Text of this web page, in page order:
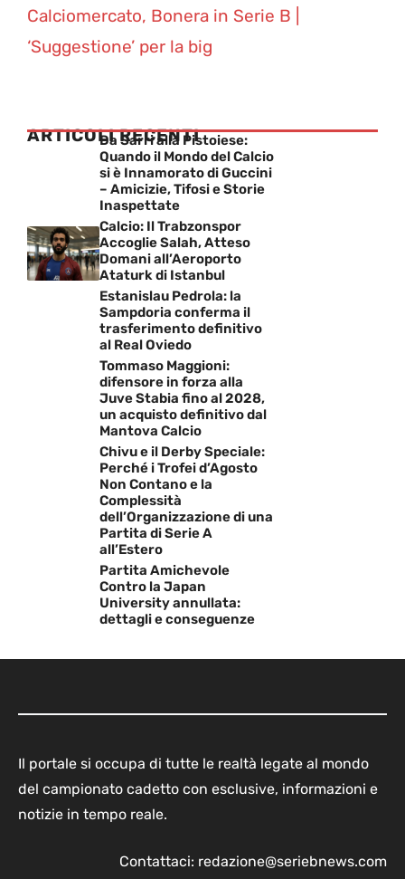
Calciomercato, Bonera in Serie B |
‘Suggestione’ per la big
ARTICOLI RECENTI
Da Sarri alla Pistoiese:
Quando il Mondo del Calcio
si è Innamorato di Guccini
– Amicizie, Tifosi e Storie
Inaspettate
Calcio: Il Trabzonspor
Accoglie Salah, Atteso
Domani all’Aeroporto
Ataturk di Istanbul
Estanislau Pedrola: la
Sampdoria conferma il
trasferimento definitivo
al Real Oviedo
Tommaso Maggioni:
difensore in forza alla
Juve Stabia fino al 2028,
un acquisto definitivo dal
Mantova Calcio
Chivu e il Derby Speciale:
Perché i Trofei d’Agosto
Non Contano e la
Complessità
dell’Organizzazione di una
Partita di Serie A
all’Estero
Partita Amichevole
Contro la Japan
University annullata:
dettagli e conseguenze
Il portale si occupa di tutte le realtà legate al mondo
del campionato cadetto con esclusive, informazioni e
notizie in tempo reale.
Contattaci: redazione@seriebnews.com